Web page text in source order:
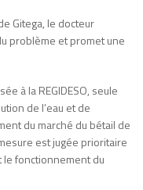
Gitega, le docteur
problème et promet une
à la REGIDESO, seule
de l’eau et de
du marché du bétail de
est jugée prioritaire
fonctionnement du